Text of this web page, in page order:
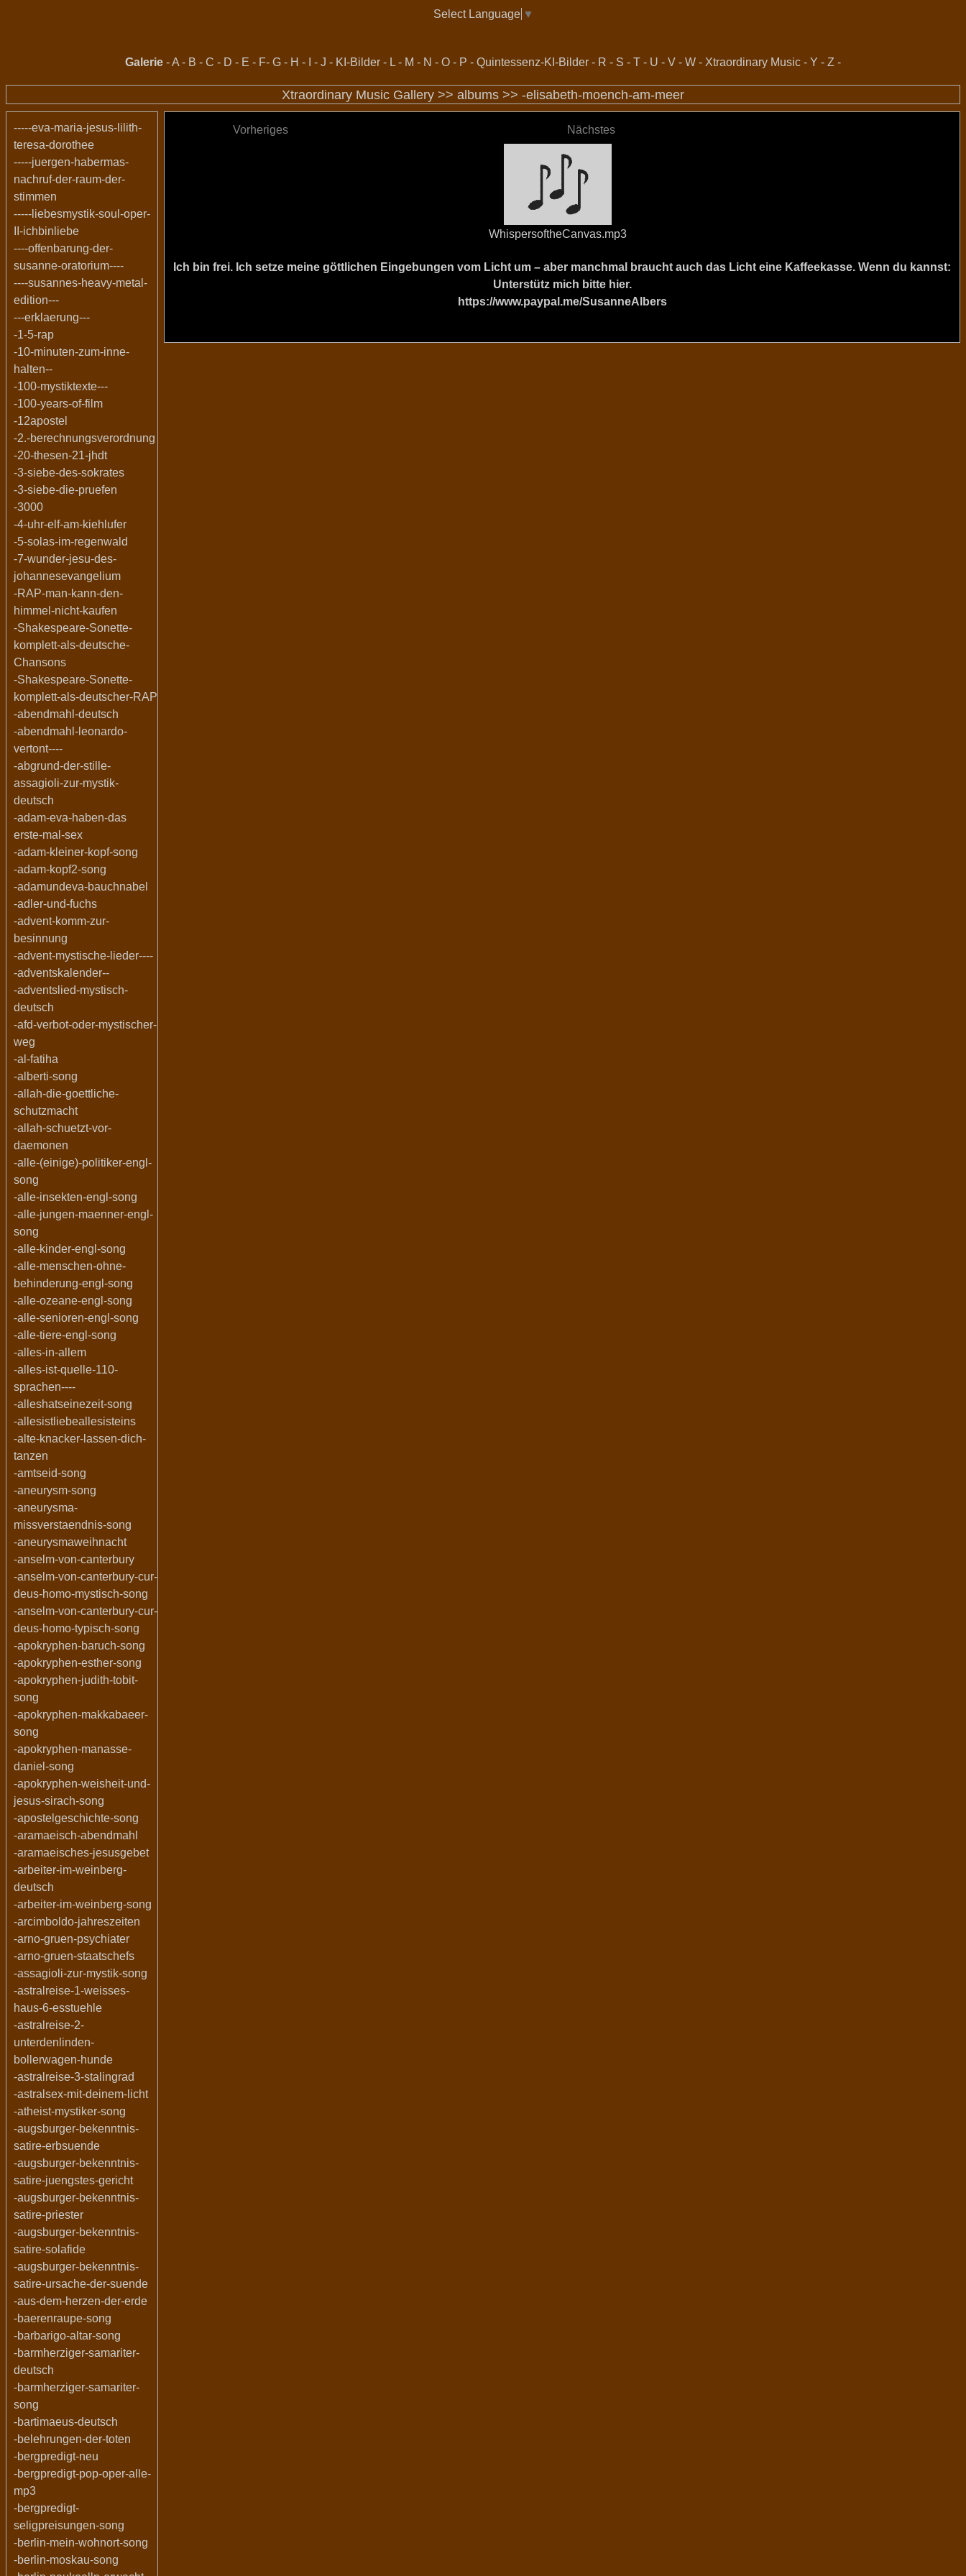
Select Language ▼
Galerie -A - B - C - D - E - F- G - H - - J - KI-Bilder - L - M - N - O - P - Quintessenz-KI-Bilder - R - S - T - U - V - W - Xtraordinary Music - Y - Z -
Xtraordinary Music Gallery >> albums >> -elisabeth-moench-am-meer
-----eva-maria-jesus-lilith-
teresa-dorothee
-----juergen-habermas-
nachruf-der-raum-der-
stimmen
-----liebesmystik-soul-oper-
II-ichbinliebe
----offenbarung-der-
susanne-oratorium----
----susannes-heavy-metal-
edition---
---erklaerung---
-1-5-rap
-10-minuten-zum-inne-
halten--
-100-mystiktexte---
-100-years-of-film
-12apostel
-2.-berechnungsverordnung
-20-thesen-21-jhdt
-3-siebe-des-sokrates
-3-siebe-die-pruefen
-3000
-4-uhr-elf-am-kiehlufer
-5-solas-im-regenwald
-7-wunder-jesu-des-
johannesevangelium
-RAP-man-kann-den-
himmel-nicht-kaufen
-Shakespeare-Sonette-
komplett-als-deutsche-
Chansons
-Shakespeare-Sonette-
komplett-als-deutscher-RAP
-abendmahl-deutsch
-abendmahl-leonardo-
vertont----
-abgrund-der-stille-
assagioli-zur-mystik-
deutsch
-adam-eva-haben-das
erste-mal-sex
-adam-kleiner-kopf-song
-adam-kopf2-song
-adamundeva-bauchnabel
-adler-und-fuchs
-advent-komm-zur-
besinnung
-advent-mystische-lieder----
-adventskalender--
-adventslied-mystisch-
deutsch
-afd-verbot-oder-mystischer-
weg
-al-fatiha
-alberti-song
-allah-die-goettliche-
schutzmacht
-allah-schuetzt-vor-
daemonen
-alle-(einige)-politiker-engl-
song
-alle-insekten-engl-song
-alle-jungen-maenner-engl-
song
-alle-kinder-engl-song
-alle-menschen-ohne-
behinderung-engl-song
-alle-ozeane-engl-song
-alle-senioren-engl-song
-alle-tiere-engl-song
-alles-in-allem
-alles-ist-quelle-110-
sprachen----
-alleshatseinezeit-song
-allesistliebeallesisteins
-alte-knacker-lassen-dich-
tanzen
-amtseid-song
-aneurysm-song
-aneurysma-
missverstaendnis-song
-aneurysmaweihnacht
-anselm-von-canterbury
-anselm-von-canterbury-cur-
deus-homo-mystisch-song
-anselm-von-canterbury-cur-
deus-homo-typisch-song
-apokryphen-baruch-song
-apokryphen-esther-song
-apokryphen-judith-tobit-
song
-apokryphen-makkabaeer-
song
-apokryphen-manasse-
daniel-song
-apokryphen-weisheit-und-
jesus-sirach-song
-apostelgeschichte-song
-aramaeisch-abendmahl
-aramaeisches-jesusgebet
-arbeiter-im-weinberg-
deutsch
-arbeiter-im-weinberg-song
-arcimboldo-jahreszeiten
-arno-gruen-psychiater
-arno-gruen-staatschefs
-assagioli-zur-mystik-song
-astralreise-1-weisses-
haus-6-esstuehle
-astralreise-2-
unterdenlinden-
bollerwagen-hunde
-astralreise-3-stalingrad
-astralsex-mit-deinem-licht
-atheist-mystiker-song
-augsburger-bekenntnis-
satire-erbsuende
-augsburger-bekenntnis-
satire-juengstes-gericht
-augsburger-bekenntnis-
satire-priester
-augsburger-bekenntnis-
satire-solafide
-augsburger-bekenntnis-
satire-ursache-der-suende
-aus-dem-herzen-der-erde
-baerenraupe-song
-barbarigo-altar-song
-barmherziger-samariter-
deutsch
-barmherziger-samariter-
song
-bartimaeus-deutsch
-belehrungen-der-toten
-bergpredigt-neu
-bergpredigt-pop-oper-alle-
mp3
-bergpredigt-
seligpreisungen-song
-berlin-mein-wohnort-song
-berlin-moskau-song
Vorheriges Nächstes
WhispersoftheCanvas.mp3
Ich bin frei. Ich setze meine göttlichen Eingebungen vom Licht um – aber manchmal braucht auch das Licht eine Kaffeekasse. Wenn du kannst:
Unterstütz mich bitte hier.
https://www.paypal.me/SusanneAlbers